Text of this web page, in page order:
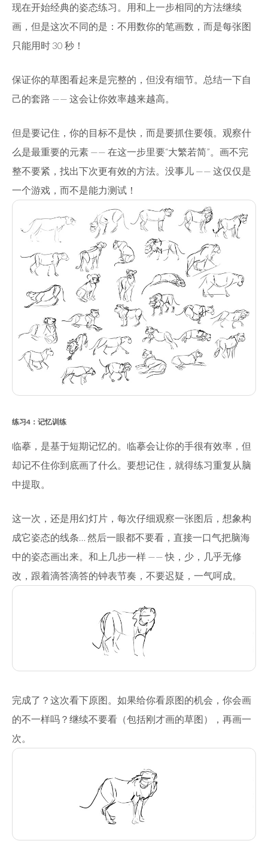
现在开始经典的姿态练习。用和上一步相同的方法继续
画，但是这次不同的是：不用数你的笔画数，而是每张图
只能用时 30 秒！
保证你的草图看起来是完整的，但没有细节。总结一下自
己的套路 —— 这会让你效率越来越高。
但是要记住，你的目标不是快，而是要抓住要领。观察什
么是最重要的元素 —— 在这一步里要“大繁若简”。画不完
整不要紧，找出下次更有效的方法。没事儿 —— 这仅仅是
一个游戏，而不是能力测试！
练习4：记忆训练
临摹，是基于短期记忆的。临摹会让你的手很有效率，但
却记不住你到底画了什么。要想记住，就得练习重复从脑
中提取。
这一次，还是用幻灯片，每次仔细观察一张图后，想象构
成它姿态的线条… 然后一眼都不要看，直接一口气把脑海
中的姿态画出来。和上几步一样 —— 快，少，几乎无修
改，跟着滴答滴答的钟表节奏，不要迟疑，一气呵成。
完成了？这次看下原图。如果给你看原图的机会，你会画
的不一样吗？继续不要看（包括刚才画的草图），再画一
次。